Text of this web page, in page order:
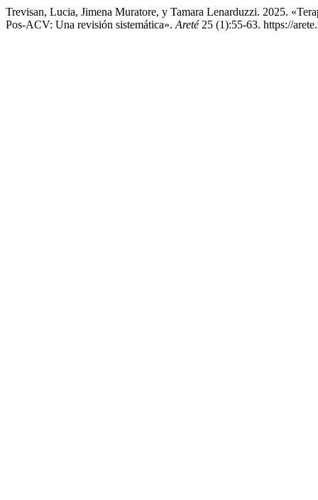
Trevisan, Lucia, Jimena Muratore, y Tamara Lenarduzzi. 2025.
Pos-ACV: Una revisión sistemática». Areté25 (1):55-63. https://